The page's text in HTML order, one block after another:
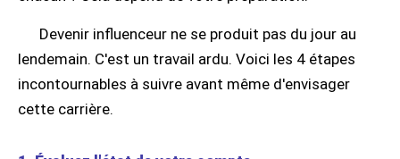
Devenir influenceur ne se produit pas du jour au
lendemain. C'est un travail ardu. Voici les 4 étapes
incontournables à suivre avant même d'envisager
cette carrière.